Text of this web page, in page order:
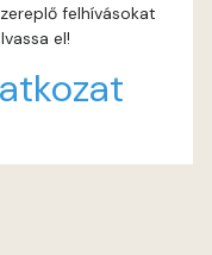
felhívásokat
el!